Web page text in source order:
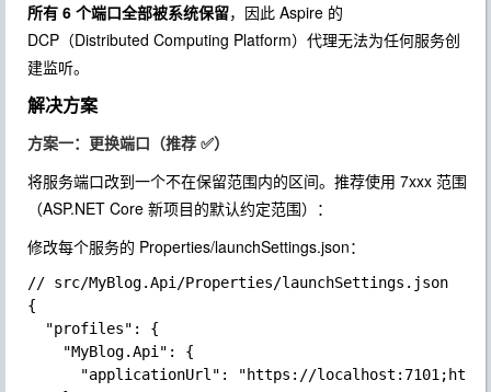
所有 6 个端口全部被系统保留，因此 Aspire 的
DCP（Distributed Computing Platform）代理无法为任何服务创
建监听。
解决方案
方案一：更换端口（推荐 ✅）
将服务端口改到一个不在保留范围内的区间。推荐使用 7xxx 范围
（ASP.NET Core 新项目的默认约定范围）：
修改每个服务的 Properties/launchSettings.json：
// src/MyBlog.Api/Properties/launchSettings.json
{
  "profiles": {
    "MyBlog.Api": {
"applicationUrl": "https://